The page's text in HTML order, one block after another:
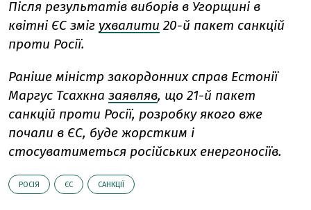
Після результатів виборів в Угорщині в
квітні ЄС зміг ухвалити 20-й пакет санкцій
проти Росії.
Раніше міністр закордонних справ Естонії
Маргус Тсахкна заявляв, що 21-й пакет
санкцій проти Росії, розробку якого вже
почали в ЄС, буде жорстким і
стосуватиметься російських енергоносіїв.
РОСІЯ ЄС САНКЦІЇ